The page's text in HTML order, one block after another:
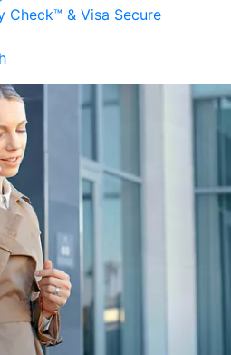
Check™ & Visa Secure